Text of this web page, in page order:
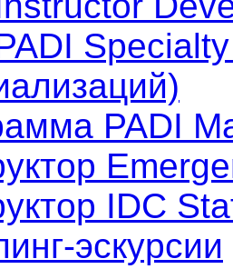
PADI
IDC
эскурсии